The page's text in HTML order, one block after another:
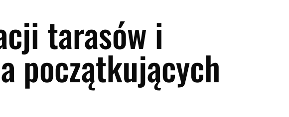
tarasów i
początkujących